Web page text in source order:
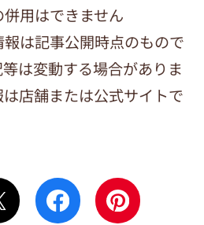
用はできません
は記事公開時点のもので
は変動する場合がありま
店舗または公式サイトで